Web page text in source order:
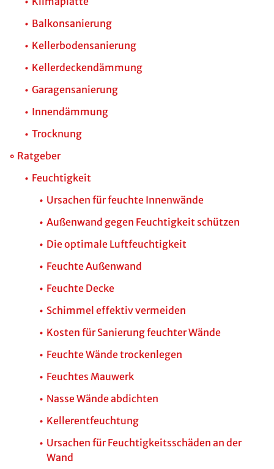
Balkonsanierung
Kellerbodensanierung
Kellerdeckendämmung
Garagensanierung
Innendämmung
Trocknung
Ratgeber
Feuchtigkeit
Ursachen für feuchte Innenwände
Außenwand gegen Feuchtigkeit schützen
Die optimale Luftfeuchtigkeit
Feuchte Außenwand
Feuchte Decke
Schimmel effektiv vermeiden
Kosten für Sanierung feuchter Wände
Feuchte Wände trockenlegen
Feuchtes Mauwerk
Nasse Wände abdichten
Kellerentfeuchtung
Ursachen für Feuchtigkeitsschäden an der
Wand